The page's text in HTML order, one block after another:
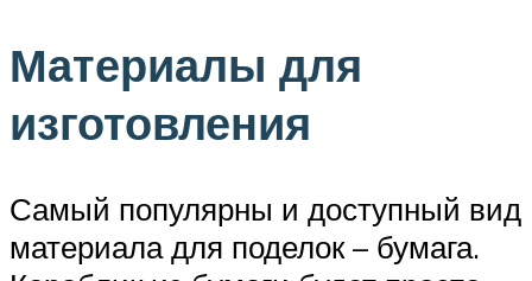
Материалы для
изготовления
Самый популярны и доступный вид
материала для поделок – бумага.